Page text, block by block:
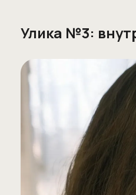
Улика №3: